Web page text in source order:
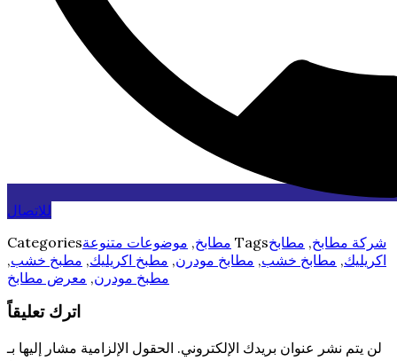
للاتصال
Categories
مطابخ, موضوعات متنوعة Tags شركة مطابخ, مطابخ
اكريليك, مطابخ خشب, مطابخ مودرن, مطبخ اكريليك, مطبخ خشب,
مطبخ مودرن, معرض مطابخ
اترك تعليقاً
لن يتم نشر عنوان بريدك الإلكتروني. الحقول الإلزامية مشار إليها بـ